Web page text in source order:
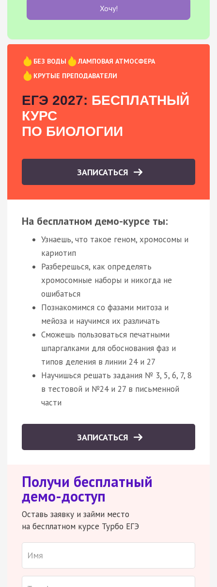
Хочу!
БЕЗ ВОДЫ
ЛАМПОВАЯ АТМОСФЕРА
КРУТЫЕ ПРЕПОДАВАТЕЛИ
ЕГЭ 2027: БЕСПЛАТНЫЙ
КУРС
ПО БИОЛОГИИ
ЗАПИСАТЬСЯ
На бесплатном демо-курсе ты:
Узнаешь, что такое геном, хромосомы и
кариотип
Разберешься, как определять
хромосомные наборы и никогда не
ошибаться
Познакомимся со фазами митоза и
мейоза и научимся их различать
Сможешь пользоваться печатными
шпаргалками для обоснования фаз и
типов деления в линии 24 и 27
Научишься решать задания № 3, 5, 6, 7, 8
в тестовой и №24 и 27 в письменной
части
ЗАПИСАТЬСЯ
Получи бесплатный
демо-доступ
Оставь заявку и займи место
на бесплатном курсе Турбо ЕГЭ